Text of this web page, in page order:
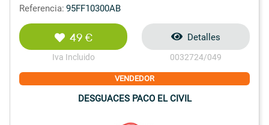
Referencia: 95FF10300AB
49 €
Iva Incluido
Detalles
0032724/049
VENDEDOR
DESGUACES PACO EL CIVIL